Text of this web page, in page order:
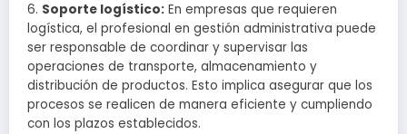
6. Soporte logístico: En empresas que requieren
logística, el profesional en gestión administrativa puede
ser responsable de coordinar y supervisar las
operaciones de transporte, almacenamiento y
distribución de productos. Esto implica asegurar que los
procesos se realicen de manera eficiente y cumpliendo
con los plazos establecidos.